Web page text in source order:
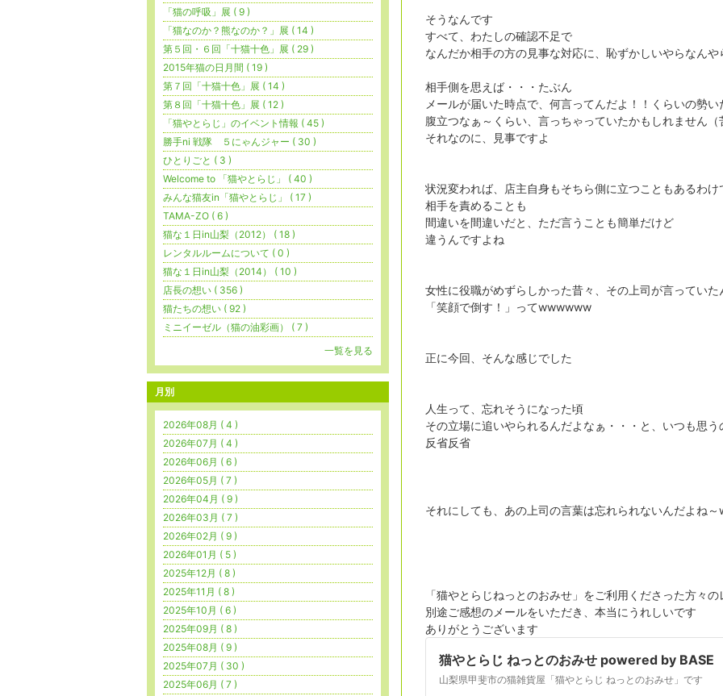
そうなんです
すべて、わたしの確認不足で
なんだか相手の方の見事な対応に、恥ずかしいやらなんや
相手側を思えば・・・たぶん
メールが届いた時点で、何言ってんだよ！！くらいの勢
腹立つなぁ～くらい、言っちゃっていたかもしれません（
それなのに、見事ですよ
状況変われば、店主自身もそちら側に立つこともあるわけ
相手を責めることも
間違いを間違いだと、ただ言うことも簡単だけど
違うんですよね
女性に役職がめずらしかった昔々、その上司が言っていた
「笑顔で倒す！」ってwwwwww
正に今回、そんな感じでした
人生って、忘れそうになった頃
その立場に追いやられるんだよなぁ・・・と、いつも思う
反省反省
それにしても、あの上司の言葉は忘れられないんだよね～
「猫やとらじねっとのおみせ」をご利用くださった方々
別途ご感想のメールをいただき、本当にうれしいです
ありがとうございます
猫やとらじ ねっとのおみせ powered by BASE
山梨県甲斐市の猫雑貨屋「猫やとらじ ねっとのおみせ」です
「猫の呼吸」展 ( 9 )
「猫なのか？熊なのか？」展 ( 14 )
第５回・６回「十猫十色」展 ( 29 )
2015年猫の日月間 ( 19 )
第７回「十猫十色」展 ( 14 )
第８回「十猫十色」展 ( 12 )
「猫やとらじ」のイベント情報 ( 45 )
勝手ni 戦隊 ５にゃんジャー ( 30 )
ひとりごと ( 3 )
Welcome to 「猫やとらじ」 ( 40 )
みんな猫友in「猫やとらじ」 ( 17 )
TAMA-ZO ( 6 )
猫な１日in山梨（2012） ( 18 )
レンタルルームについて ( 0 )
猫な１日in山梨（2014） ( 10 )
店長の想い ( 356 )
猫たちの想い ( 92 )
ミニイーゼル（猫の油彩画） ( 7 )
一覧を見る
月別
2026年08月 ( 4 )
2026年07月 ( 4 )
2026年06月 ( 6 )
2026年05月 ( 7 )
2026年04月 ( 9 )
2026年03月 ( 7 )
2026年02月 ( 9 )
2026年01月 ( 5 )
2025年12月 ( 8 )
2025年11月 ( 8 )
2025年10月 ( 6 )
2025年09月 ( 8 )
2025年08月 ( 9 )
2025年07月 ( 30 )
2025年06月 ( 7 )